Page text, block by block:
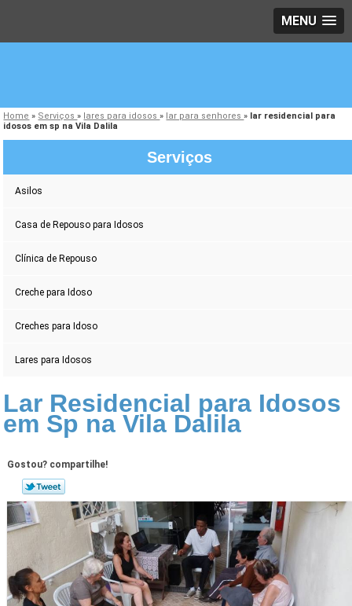
MENU
Home » Serviços» lares para idosos» lar para senhores» lar residencial para
idosos em sp na Vila Dalila
Serviços
Asilos
Casa de Repouso para Idosos
Clínica de Repouso
Creche para Idoso
Creches para Idoso
Lares para Idosos
Lar Residencial para Idosos
em Sp na Vila Dalila
Gostou? compartilhe!